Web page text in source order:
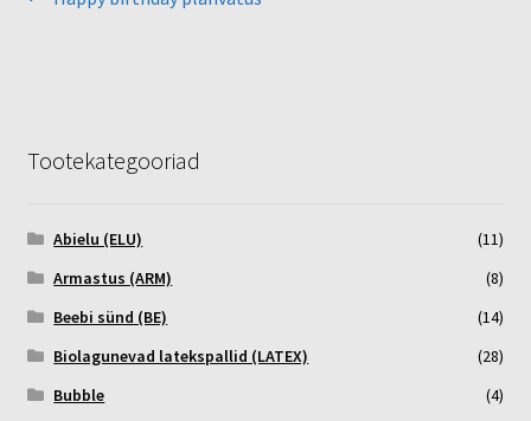
Tootekategooriad
Abielu (ELU)
(11)
Armastus (ARM)
(8)
Beebi sünd (BE)
(14)
Biolagunevad latekspallid (LATEX)
(28)
Bubble
(4)